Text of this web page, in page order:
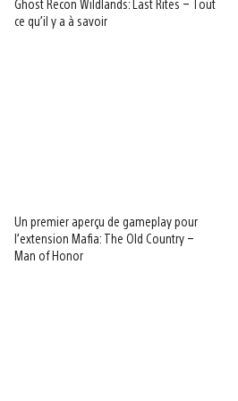
Ghost Recon Wildlands: Last Rites – Tout
ce qu’il y a à savoir
Un premier aperçu de gameplay pour
l’extension Mafia: The Old Country –
Man of Honor